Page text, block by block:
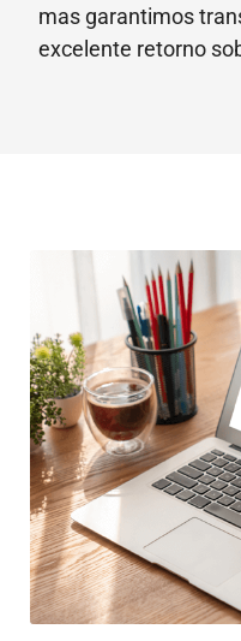
mas garantimos
excelente retorno